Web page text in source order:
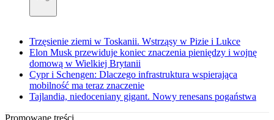
Trzęsienie ziemi w Toskanii. Wstrząsy w Pizie i Lukce
Elon Musk przewiduje koniec znaczenia pieniędzy i wojnę
domową w Wielkiej Brytanii
Cypr i Schengen: Dlaczego infrastruktura wspierająca
mobilność ma teraz znaczenie
Tajlandia, niedoceniany gigant. Nowy renesans pogaństwa
Promowane treści